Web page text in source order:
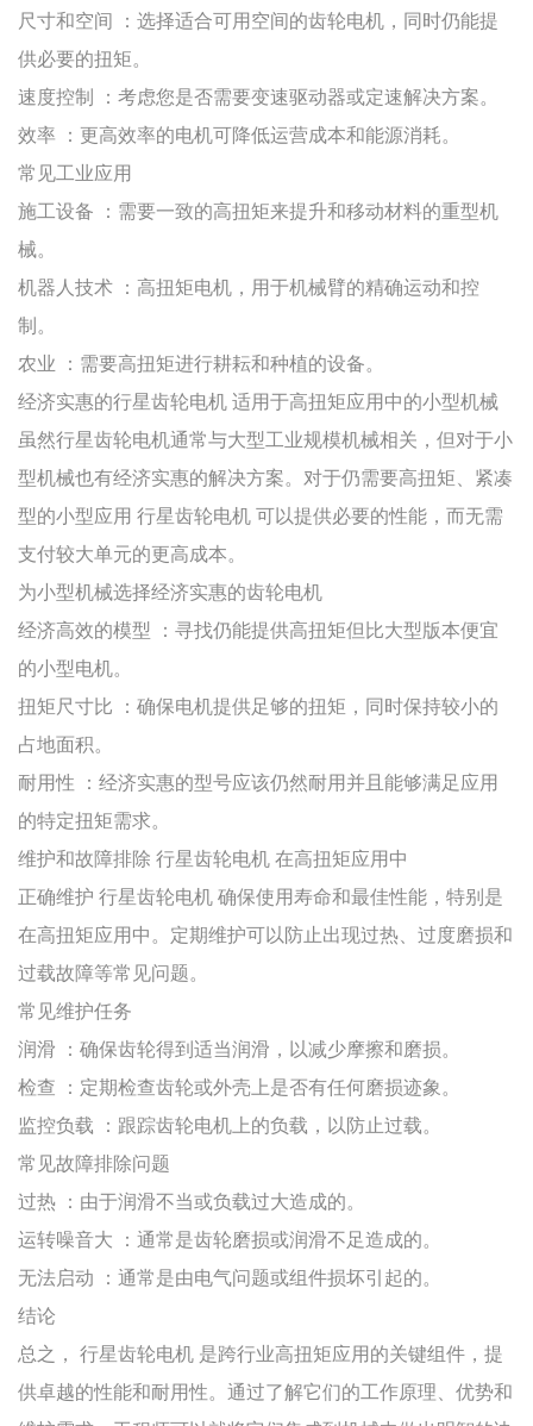
尺寸和空间
：选择适合可用空间的齿轮电机，同时仍能提
供必要的扭矩。
速度控制
：考虑您是否需要变速驱动器或定速解决方案。
效率
：更高效率的电机可降低运营成本和能源消耗。
常见工业应用
施工设备
：需要一致的高扭矩来提升和移动材料的重型机
械。
机器人技术
：高扭矩电机，用于机械臂的精确运动和控
制。
农业
：需要高扭矩进行耕耘和种植的设备。
经济实惠的行星齿轮电机 适用于高扭矩应用中的小型机械
虽然行星齿轮电机通常与大型工业规模机械相关，但对于小
型机械也有经济实惠的解决方案。对于仍需要高扭矩、紧凑
型的小型应用 行星齿轮电机 可以提供必要的性能，而无需
支付较大单元的更高成本。
为小型机械选择经济实惠的齿轮电机
经济高效的模型
：寻找仍能提供高扭矩但比大型版本便宜
的小型电机。
扭矩尺寸比
：确保电机提供足够的扭矩，同时保持较小的
占地面积。
耐用性
：经济实惠的型号应该仍然耐用并且能够满足应用
的特定扭矩需求。
维护和故障排除 行星齿轮电机 在高扭矩应用中
正确维护 行星齿轮电机 确保使用寿命和最佳性能，特别是
在高扭矩应用中。定期维护可以防止出现过热、过度磨损和
过载故障等常见问题。
常见维护任务
润滑
：确保齿轮得到适当润滑，以减少摩擦和磨损。
检查
：定期检查齿轮或外壳上是否有任何磨损迹象。
监控负载
：跟踪齿轮电机上的负载，以防止过载。
常见故障排除问题
过热
：由于润滑不当或负载过大造成的。
运转噪音大
：通常是齿轮磨损或润滑不足造成的。
无法启动
：通常是由电气问题或组件损坏引起的。
结论
总之， 行星齿轮电机 是跨行业高扭矩应用的关键组件，提
供卓越的性能和耐用性。通过了解它们的工作原理、优势和